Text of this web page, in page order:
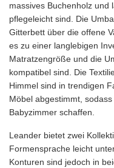
massives Buchenholz und
pflegeleicht sind. Die
Gitterbett über die offene
es zu einer langlebigen
Matratzengröße und die
kompatibel sind. Die
Himmel sind in trendigen
Möbel abgestimmt,
Babyzimmer schaffen.
Leander bietet zwei
Formensprache leicht
Konturen sind jedoch in